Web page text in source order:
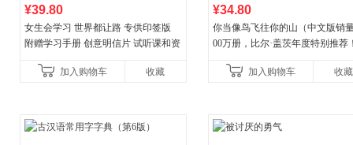
¥39.80
女生会学习 世界都让路 专供印签版
附赠学习手册 创意明信片 试听课和资
加入购物车
收藏
¥34.80
你当像鸟飞往你的山（中文版销
00万册，比尔·盖茨年度特别推荐
比你听说的还要
加入购物车 收藏